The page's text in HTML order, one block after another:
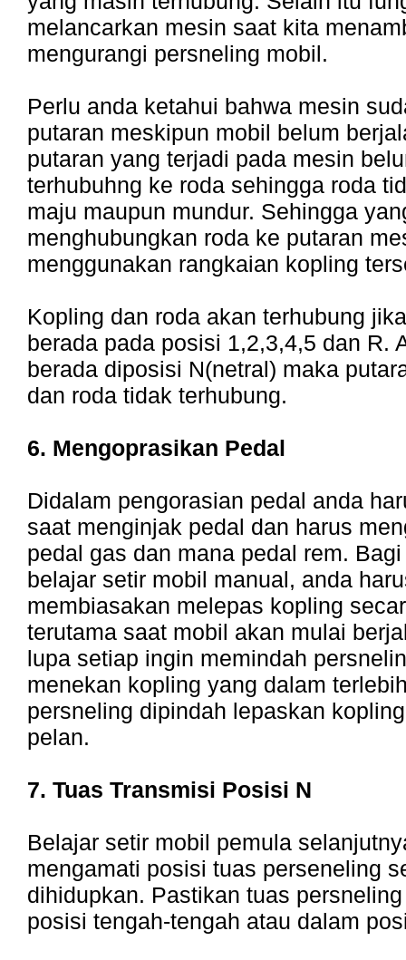
melancarkan mesin saat kita
mengurangi persneling mobil.
Perlu anda ketahui bahwa mesin
putaran meskipun mobil belum
putaran yang terjadi pada mesin
terhubuhng ke roda sehingga roda
maju maupun mundur. Sehingga
menghubungkan roda ke putaran
menggunakan rangkaian kopling
Kopling dan roda akan terhubung
berada pada posisi 1,2,3,4,5 dan R.
berada diposisi N(netral) maka
dan roda tidak terhubung.
6. Mengoprasikan Pedal
Didalam pengorasian pedal anda
saat menginjak pedal dan harus
pedal gas dan mana pedal rem.
belajar setir mobil manual, anda
membiasakan melepas kopling
terutama saat mobil akan mulai
lupa setiap ingin memindah
menekan kopling yang dalam
persneling dipindah lepaskan
pelan.
7. Tuas Transmisi Posisi N
Belajar setir mobil pemula
mengamati posisi tuas perseneling
dihidupkan. Pastikan tuas
posisi tengah-tengah atau dalam